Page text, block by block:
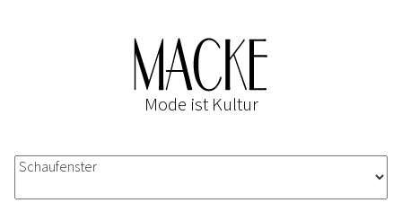
Mode ist Kultur